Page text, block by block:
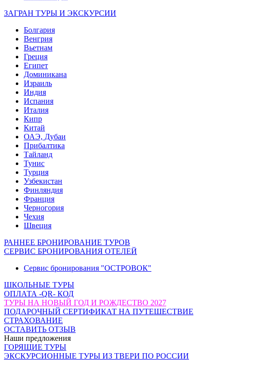
ЗАГРАН ТУРЫ И ЭКСКУРСИИ
Болгария
Венгрия
Вьетнам
Греция
Египет
Доминикана
Израиль
Индия
Испания
Италия
Кипр
Китай
ОАЭ, Дубаи
Прибалтика
Тайланд
Тунис
Турция
Узбекистан
Финляндия
Франция
Черногория
Чехия
Швеция
РАННЕЕ БРОНИРОВАНИЕ ТУРОВ
СЕРВИС БРОНИРОВАНИЯ ОТЕЛЕЙ
Сервис бронирования "ОСТРОВОК"
ШКОЛЬНЫЕ ТУРЫ
ОПЛАТА -QR- КОД
ТУРЫ НА НОВЫЙ ГОД И РОЖДЕСТВО 2027
ПОДАРОЧНЫЙ СЕРТИФИКАТ НА ПУТЕШЕСТВИЕ
СТРАХОВАНИЕ
ОСТАВИТЬ ОТЗЫВ
Наши предложения
ГОРЯЩИЕ ТУРЫ
ЭКСКУРСИОННЫЕ ТУРЫ ИЗ ТВЕРИ ПО РОССИИ